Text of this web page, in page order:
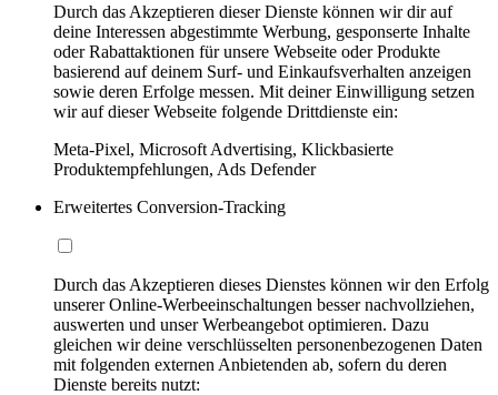
Durch das Akzeptieren dieser Dienste können wir dir auf
deine Interessen abgestimmte Werbung, gesponserte Inhalte
oder Rabattaktionen für unsere Webseite oder Produkte
basierend auf deinem Surf- und Einkaufsverhalten anzeigen
sowie deren Erfolge messen. Mit deiner Einwilligung setzen
wir auf dieser Webseite folgende Drittdienste ein:
Meta-Pixel, Microsoft Advertising, Klickbasierte
Produktempfehlungen, Ads Defender
Erweitertes Conversion-Tracking
Durch das Akzeptieren dieses Dienstes können wir den Erfolg
unserer Online-Werbeeinschaltungen besser nachvollziehen,
auswerten und unser Werbeangebot optimieren. Dazu
gleichen wir deine verschlüsselten personenbezogenen Daten
mit folgenden externen Anbietenden ab, sofern du deren
Dienste bereits nutzt: